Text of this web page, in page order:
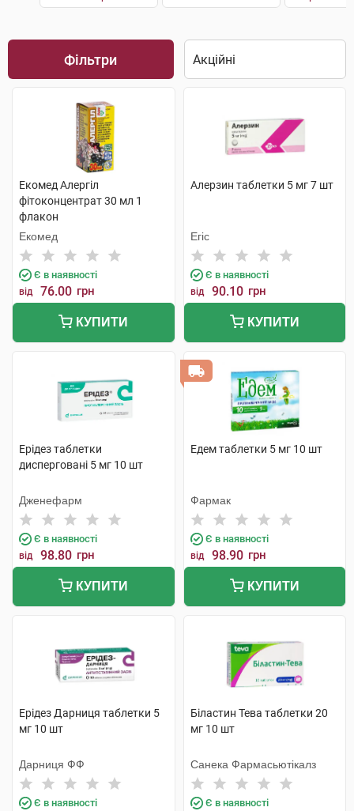
Фільтри
Екомед Алергіл
фітоконцентрат 30 мл 1
флакон
Екомед
Є в наявності
від 76.00 грн
КУПИТИ
Алерзин таблетки 5 мг 7 шт
Егіс
Є в наявності
від 90.10 грн
КУПИТИ
Ерідез таблетки
дисперговані 5 мг 10 шт
Дженефарм
Є в наявності
від 98.80 грн
КУПИТИ
Едем таблетки 5 мг 10 шт
Фармак
Є в наявності
від 98.90 грн
КУПИТИ
Ерідез Дарниця таблетки 5
мг 10 шт
Дарниця ФФ
Є в наявності
Біластин Тева таблетки 20
мг 10 шт
Санека Фармасьютікалз
Є в наявності